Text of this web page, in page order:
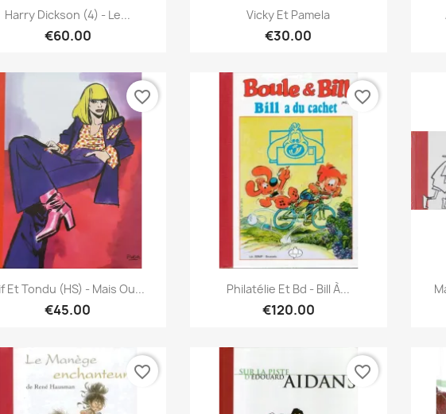
Quick view
Harry Dickson (4) - Le...
€60.00
Quick view
Vicky Et Pamela
€30.00
Quick view
Et Tondu (HS) - Mais Ou...
€45.00
favorite_border
Quick view
Philatélie Et Bd - Bill À...
€120.00
favorite_border
favorite_border favorite_border